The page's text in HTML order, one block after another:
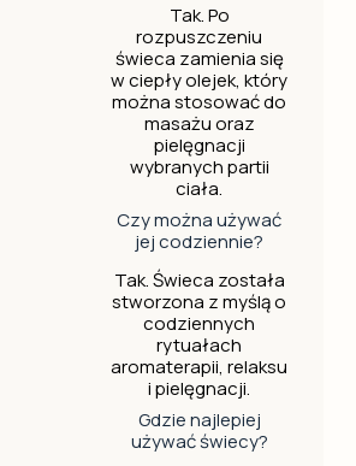
Tak. Po
rozpuszczeniu
świeca zamienia się
w ciepły olejek, który
można stosować do
masażu oraz
pielęgnacji
wybranych partii
ciała.
Czy można używać
jej codziennie?
Tak. Świeca została
stworzona z myślą o
codziennych
rytuałach
aromaterapii, relaksu
i pielęgnacji.
Gdzie najlepiej
używać świecy?